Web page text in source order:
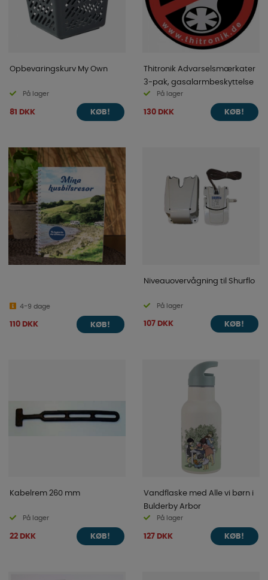
Opbevaringskurv My Own
På lager
81 DKK KØB!
Thitronik Advarselsmærkater
3-pak, gasalarmbeskyttelse
På lager
130 DKK KØB!
4-9 dage
110 DKK KØB!
Niveauovervågning til Shurflo
På lager
107 DKK KØB!
Kabelrem 260 mm
På lager
22 DKK KØB!
Vandflaske med Alle vi børn i
Bulderby Arbor
På lager
127 DKK KØB!